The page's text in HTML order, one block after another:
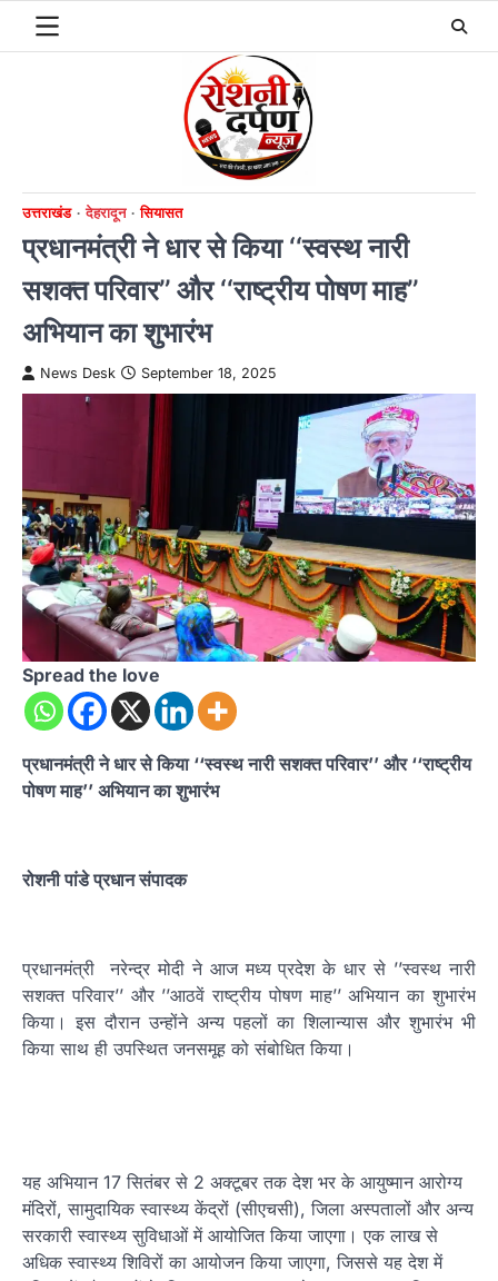
उत्तराखंड देहरादून सियासत
प्रधानमंत्री ने धार से किया ‘‘स्वस्थ नारी
सशक्त परिवार’’ और ‘‘राष्ट्रीय पोषण माह’’
अभियान का शुभारंभ
News Desk September 18, 2025
Spread the love
प्रधानमंत्री ने धार से किया ‘‘स्वस्थ नारी सशक्त परिवार’’ और ‘‘राष्ट्रीय
पोषण माह’’ अभियान का शुभारंभ
रोशनी पांडे प्रधान संपादक
प्रधानमंत्री नरेन्द्र मोदी ने आज मध्य प्रदेश के धार से ’’स्वस्थ नारी
सशक्त परिवार’’ और ’’आठवें राष्ट्रीय पोषण माह’’ अभियान का शुभारंभ
किया। इस दौरान उन्होंने अन्य पहलों का शिलान्यास और शुभारंभ भी
किया साथ ही उपस्थित जनसमूह को संबोधित किया।
यह अभियान 17 सितंबर से 2 अक्टूबर तक देश भर के आयुष्मान आरोग्य
मंदिरों, सामुदायिक स्वास्थ्य केंद्रों (सीएचसी), जिला अस्पतालों और अन्य
सरकारी स्वास्थ्य सुविधाओं में आयोजित किया जाएगा। एक लाख से
अधिक स्वास्थ्य शिविरों का आयोजन किया जाएगा, जिससे यह देश में